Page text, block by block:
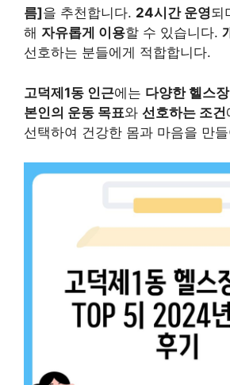
름]을 추천합니다. 24시간 운영되
해 자유롭게 이용할 수 있습니다.
선호하는 분들에게 적합합니다.
고덕제1동 인근에는 다양한 헬스장
본인의 운동 목표와 선호하는 조건
선택하여 건강한 몸과 마음을 만